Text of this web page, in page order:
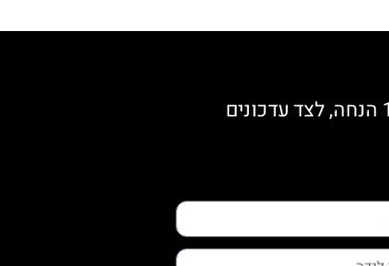
הצטרפי למועדון החברות וקבלי קופון 10% הנחה, לצד עדכונים